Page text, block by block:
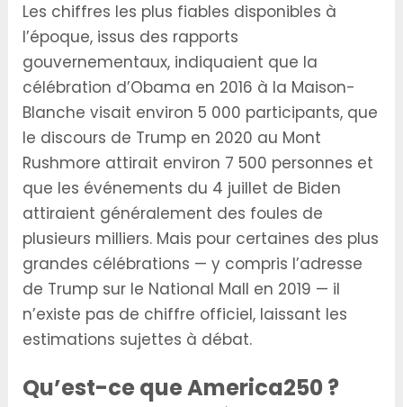
Les chiffres les plus fiables disponibles à
l’époque, issus des rapports
gouvernementaux, indiquaient que la
célébration d’Obama en 2016 à la Maison-
Blanche visait environ 5 000 participants, que
le discours de Trump en 2020 au Mont
Rushmore attirait environ 7 500 personnes et
que les événements du 4 juillet de Biden
attiraient généralement des foules de
plusieurs milliers. Mais pour certaines des plus
grandes célébrations — y compris l’adresse
de Trump sur le National Mall en 2019 — il
n’existe pas de chiffre officiel, laissant les
estimations sujettes à débat.
Qu’est-ce que America250 ?